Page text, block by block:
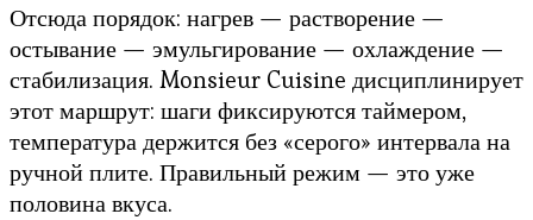
Отсюда порядок: нагрев — растворение —
остывание — эмульгирование — охлаждение —
стабилизация. Monsieur Cuisine дисциплинирует
этот маршрут: шаги фиксируются таймером,
температура держится без «серого» интервала на
ручной плите. Правильный режим — это уже
половина вкуса.